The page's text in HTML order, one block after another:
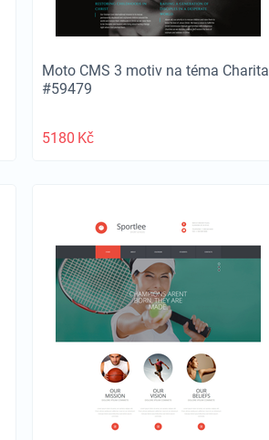
Moto CMS 3 motiv na téma Charita
#59479
5180 Kč